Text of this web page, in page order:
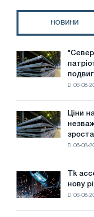
у
та
Україні.
НОВИНИ
"Северсталь"
підтримала
патріотичну
радянської
авіації
в
Великої
Вітчизняної
війни
06-08-
Ціни
на
котушку
незважаючи
на
літнє
уповільнення
Ціни
06-08-
Tk
accelis
в
Tk
нову
06-08-